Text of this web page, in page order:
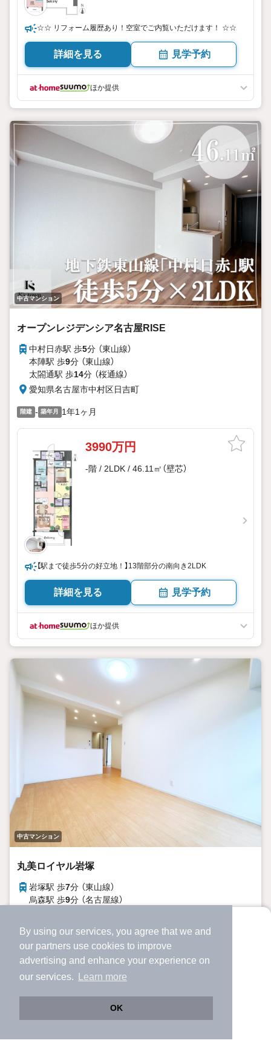
By using our services, you agree that we and
our partners use cookies to improve
advertising and enhance your experience on
our services.
Learn more
OK
より使いやすくなった
アプリで物件探ししませんか？
サクサク動く地図で物件検索
☆☆ リフォーム履歴あり！空室でご内覧いただけます！ ☆☆
詳細を見る 見学予約
ほか提供
中古マンション
オープンレジデンシア名古屋RISE
中村日赤駅 歩5分 （東山線）
本陣駅 歩9分 （東山線）
太閤通駅 歩14分 （桜通線）
愛知県名古屋市中村区日吉町
階建 - 築年月 1年1ヶ月
3990万円
-階 / 2LDK / 46.11㎡（壁芯）
【駅まで徒歩5分の好立地！】13階部分の南向き2LDK
詳細を見る 見学予約
ほか提供
中古マンション
丸美ロイヤル岩塚
岩塚駅 歩7分 （東山線）
烏森駅 歩9分 （名古屋線）
ほか4駅（徒歩20分圏内）
愛知県名古屋市中村区畑江通
階建 - 築年月 39年6ヶ月
1999万円
-階 / 3LDK / 68.58㎡（20.74坪）（壁芯）